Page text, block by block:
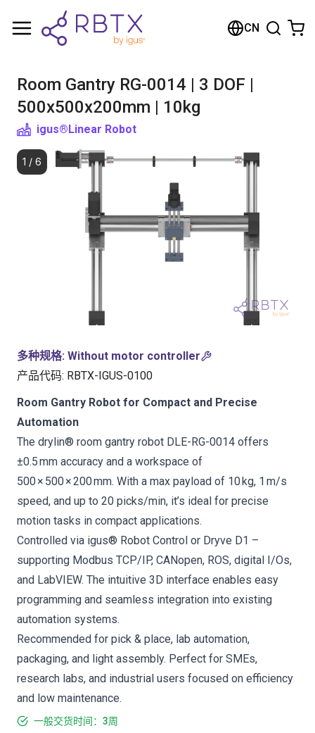
CN
Room Gantry RG-0014 | 3 DOF |
500x500x200mm | 10kg
igus®Linear Robot
1 / 6
多种规格: Without motor controller
产品代码: RBTX-IGUS-0100
Room Gantry Robot for Compact and Precise
Automation
The drylin® room gantry robot DLE-RG-0014 offers
±0.5 mm accuracy and a workspace of
500 × 500 × 200 mm. With a max payload of 10 kg, 1 m/s
speed, and up to 20 picks/min, it’s ideal for precise
motion tasks in compact applications.
Controlled via igus® Robot Control or Dryve D1 –
supporting Modbus TCP/IP, CANopen, ROS, digital I/Os,
and LabVIEW. The intuitive 3D interface enables easy
programming and seamless integration into existing
automation systems.
Recommended for pick & place, lab automation,
packaging, and light assembly. Perfect for SMEs,
research labs, and industrial users focused on efficiency
and low maintenance.
一般交货时间：3周
购物车
浏览商店